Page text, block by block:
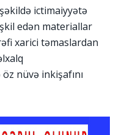
ictimaiyyətə
edən materiallar
xarici təmaslardan
nüvə inkişafını